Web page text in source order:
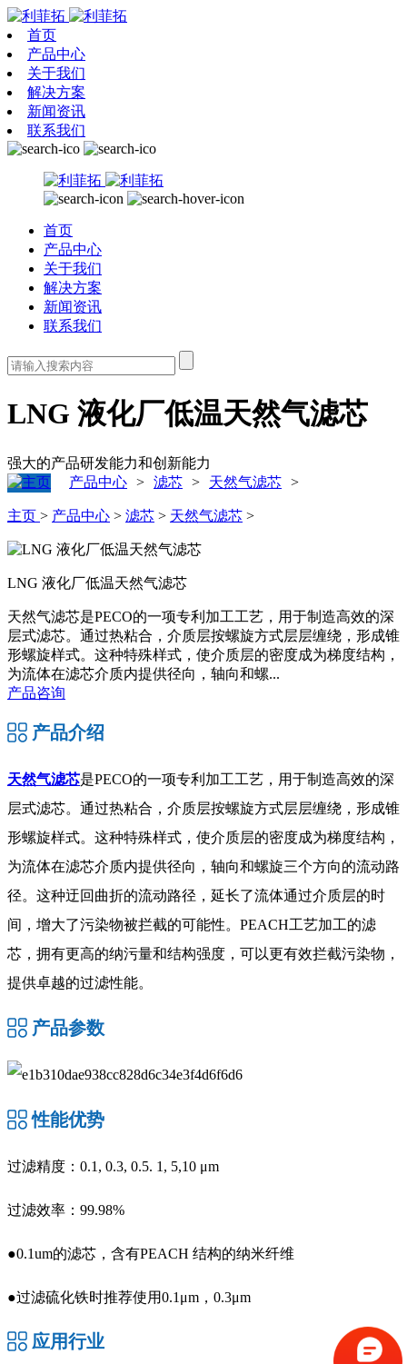
首页
产品中心
关于我们
解决方案
新闻资讯
联系我们
首页
产品中心
关于我们
解决方案
新闻资讯
联系我们
LNG 液化厂低温天然气滤芯
强大的产品研发能力和创新能力
产品中心 > 滤芯 > 天然气滤芯 >
主页 > 产品中心 > 滤芯 > 天然气滤芯 >
LNG 液化厂低温天然气滤芯
天然气滤芯是PECO的一项专利加工工艺，用于制造高效的深
层式滤芯。通过热粘合，介质层按螺旋方式层层缠绕，形成锥
形螺旋样式。这种特殊样式，使介质层的密度成为梯度结构，
为流体在滤芯介质内提供径向，轴向和螺...
产品咨询
产品介绍
天然气滤芯是PECO的一项专利加工工艺，用于制造高效的深
层式滤芯。通过热粘合，介质层按螺旋方式层层缠绕，形成锥
形螺旋样式。这种特殊样式，使介质层的密度成为梯度结构，
为流体在滤芯介质内提供径向，轴向和螺旋三个方向的流动路
径。这种迂回曲折的流动路径，延长了流体通过介质层的时
间，增大了污染物被拦截的可能性。PEACH工艺加工的滤
芯，拥有更高的纳污量和结构强度，可以更有效拦截污染物，
提供卓越的过滤性能。
产品参数
性能优势
过滤精度：0.1, 0.3, 0.5. 1, 5,10 μm
过滤效率：99.98%
●0.1um的滤芯，含有PEACH 结构的纳米纤维
●过滤硫化铁时推荐使用0.1μm，0.3μm
应用行业